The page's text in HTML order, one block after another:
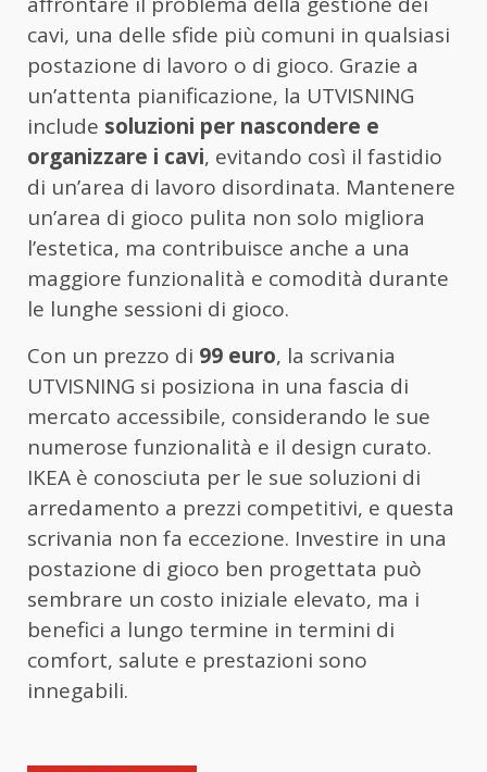
cavi, una delle sfide più comuni in qualsiasi
postazione di lavoro o di gioco. Grazie a
un’attenta pianificazione, la UTVISNING
include soluzioni per nascondere e
organizzare i cavi, evitando così il fastidio
di un’area di lavoro disordinata. Mantenere
un’area di gioco pulita non solo migliora
l’estetica, ma contribuisce anche a una
maggiore funzionalità e comodità durante
le lunghe sessioni di gioco.
Con un prezzo di 99 euro, la scrivania
UTVISNING si posiziona in una fascia di
mercato accessibile, considerando le sue
numerose funzionalità e il design curato.
IKEA è conosciuta per le sue soluzioni di
arredamento a prezzi competitivi, e questa
scrivania non fa eccezione. Investire in una
postazione di gioco ben progettata può
sembrare un costo iniziale elevato, ma i
benefici a lungo termine in termini di
comfort, salute e prestazioni sono
innegabili.